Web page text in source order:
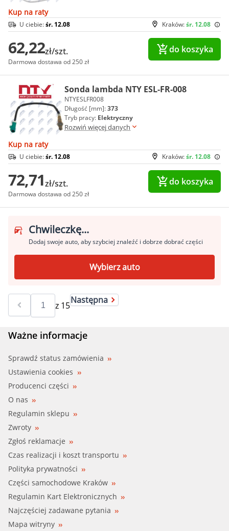
Kup na raty
Kraków:śr. 12.08
U ciebie:śr. 12.08
62,22zł/szt.
Darmowa dostawa od 250 zł
do koszyka
Sonda lambda NTY ESL-FR-008
NTYESLFR008
Długość [mm]:373
Tryb pracy: Elektryczny
Rozwiń więcej danych
Kup na raty
Kraków:śr. 12.08
U ciebie:śr. 12.08
72,71zł/szt.
Darmowa dostawa od 250 zł
do koszyka
Chwileczkę...
Dodaj swoje auto, aby szybciej znaleźć i dobrze dobrać części
Wybierz auto
z 15Następna
Ważne informacje
Sprawdź status zamówienia
Ustawienia cookies
Producenci części
O nas
Regulamin sklepu
Zwroty
Zgłoś reklamacje
Czas realizacji i koszt transportu
Polityka prywatności
Części samochodowe Kraków
Regulamin Kart Elektronicznych
Najczęściej zadawane pytania
Mapa witryny